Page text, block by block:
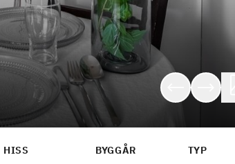
HISS
BYGGÅR
TYP